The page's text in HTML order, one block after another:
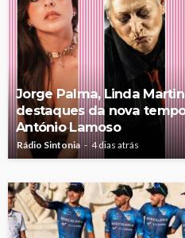
Jorge Palma, Linda
destaques da nova
António Lamoso
Rádio Sintonia 4 dias atrás